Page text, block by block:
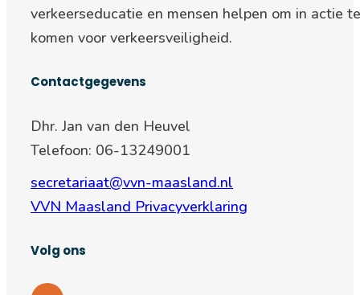
verkeerseducatie en mensen helpen om in actie te
komen voor verkeersveiligheid.
Contactgegevens
Dhr. Jan van den Heuvel
Telefoon: 06-13249001
secretariaat@vvn-maasland.nl
VVN Maasland Privacyverklaring
Volg ons